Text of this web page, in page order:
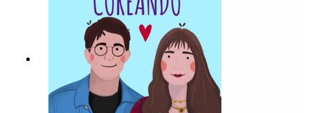
w.facebook.com/Coreandolahttps://www.youtube.
com/c/Coreando https://www.facebook.com/Cor
eandola